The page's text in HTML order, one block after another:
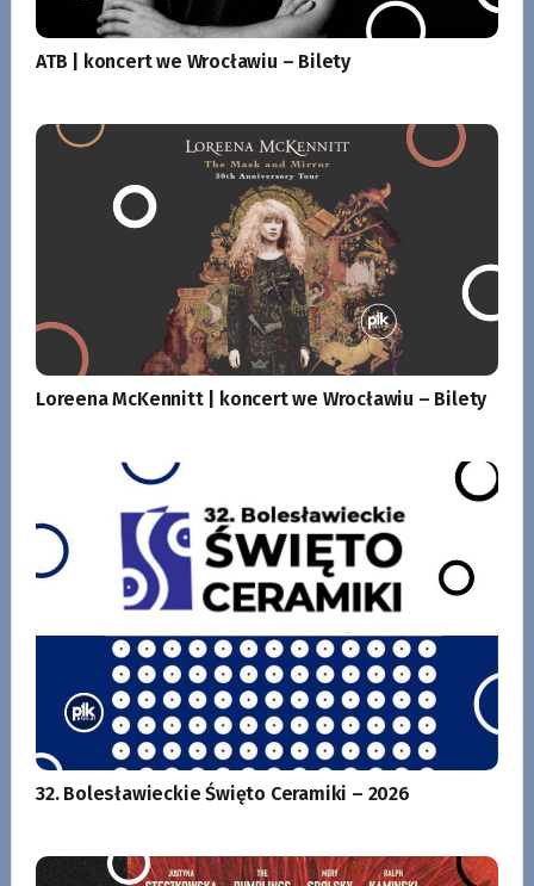
ATB | koncert we Wrocławiu – Bilety
Loreena McKennitt | koncert we Wrocławiu – Bilety
32. Bolesławieckie Święto Ceramiki – 2026